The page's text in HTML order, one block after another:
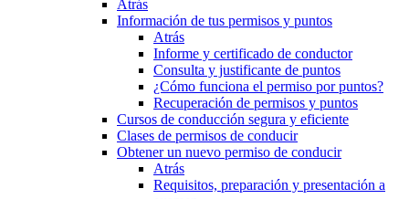
Atrás
Información de tus permisos y puntos
Atrás
Informe y certificado de conductor
Consulta y justificante de puntos
¿Cómo funciona el permiso por puntos?
Recuperación de permisos y puntos
Cursos de conducción segura y eficiente
Clases de permisos de conducir
Obtener un nuevo permiso de conducir
Atrás
Requisitos, preparación y presentación a